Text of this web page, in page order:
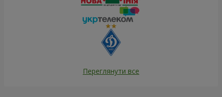
Переглянути все